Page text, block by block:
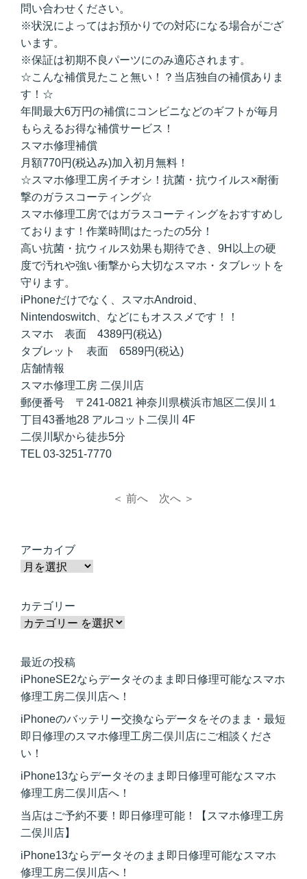
問い合わせください。
※状況によってはお預かりでの対応になる場合がござ
います。
※保証は初期不良パーツにのみ適応されます。
☆こんな補償見たこと無い！？当店独自の補償ありま
す！☆
年間最大6万円の補償にコンビニなどのギフトが毎月
もらえるお得な補償サービス！
スマホ修理補償
月額770円(税込み)加入初月無料！
☆スマホ修理工房イチオシ！抗菌・抗ウイルス×耐衝
撃のガラスコーティング☆
スマホ修理工房ではガラスコーティングをおすすめし
ております！作業時間はたったの5分！
高い抗菌・抗ウィルス効果も期待でき、9H以上の硬
度で汚れや強い衝撃から大切なスマホ・タブレットを
守ります。
iPhoneだけでなく、スマホAndroid、
Nintendoswitch、などにもオススメです！！
スマホ 表面 4389円(税込)
タブレット 表面 6589円(税込)
店舗情報
スマホ修理工房 二俣川店
郵便番号 〒241-0821 神奈川県横浜市旭区二俣川１
丁目43番地28 アルコット二俣川 4F
二俣川駅から徒歩5分
TEL 03-3251-7770
＜ 前へ 次へ ＞
アーカイブ
カテゴリー
最近の投稿
iPhoneSE2ならデータそのまま即日修理可能なスマホ
修理工房二俣川店へ！
iPhoneのバッテリー交換ならデータをそのまま・最短
即日修理のスマホ修理工房二俣川店にご相談くださ
い！
iPhone13ならデータそのまま即日修理可能なスマホ
修理工房二俣川店へ！
当店はご予約不要！即日修理可能！【スマホ修理工房
二俣川店】
iPhone13ならデータそのまま即日修理可能なスマホ
修理工房二俣川店へ！